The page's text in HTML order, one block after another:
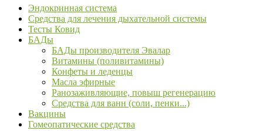
Эндокринная система
Средства для лечения дыхательной системы
Тесты Ковид
БАДы
БАДы производителя Эвалар
Витамины (поливитамины)
Конфеты и леденцы
Масла эфирные
Ранозаживляющие, повыш регенерацию
Средства для ванн (соли, пенки...)
Вакцины
Гомеопатические средства